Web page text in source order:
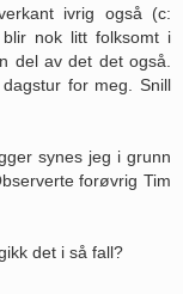
ivrig også (c:
nok litt folksomt i
del av det det også.
for meg. Snill
synes jeg i grunn
forøvrig Tim
det i så fall?